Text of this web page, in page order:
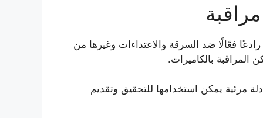
فعّالًا ضد السرقة والاعتداءات وغيرها من
المراقبة بالكاميرات.
مرئية يمكن استخدامها للتحقيق وتقديم